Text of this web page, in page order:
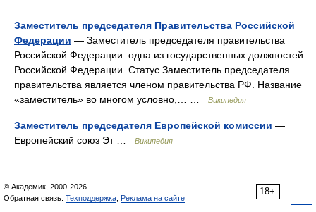
Заместитель председателя Правительства Российской
Федерации — Заместитель председателя правительства
Российской Федерации одна из государственных должностей
Российской Федерации. Статус Заместитель председателя
правительства является членом правительства РФ. Название
«заместитель» во многом условно,… …
Википедия
Заместитель председателя Европейской комиссии —
Европейский союз Эт …
Википедия
18+
© Академик, 2000-2026
Обратная связь: Техподдержка Реклама на сайте